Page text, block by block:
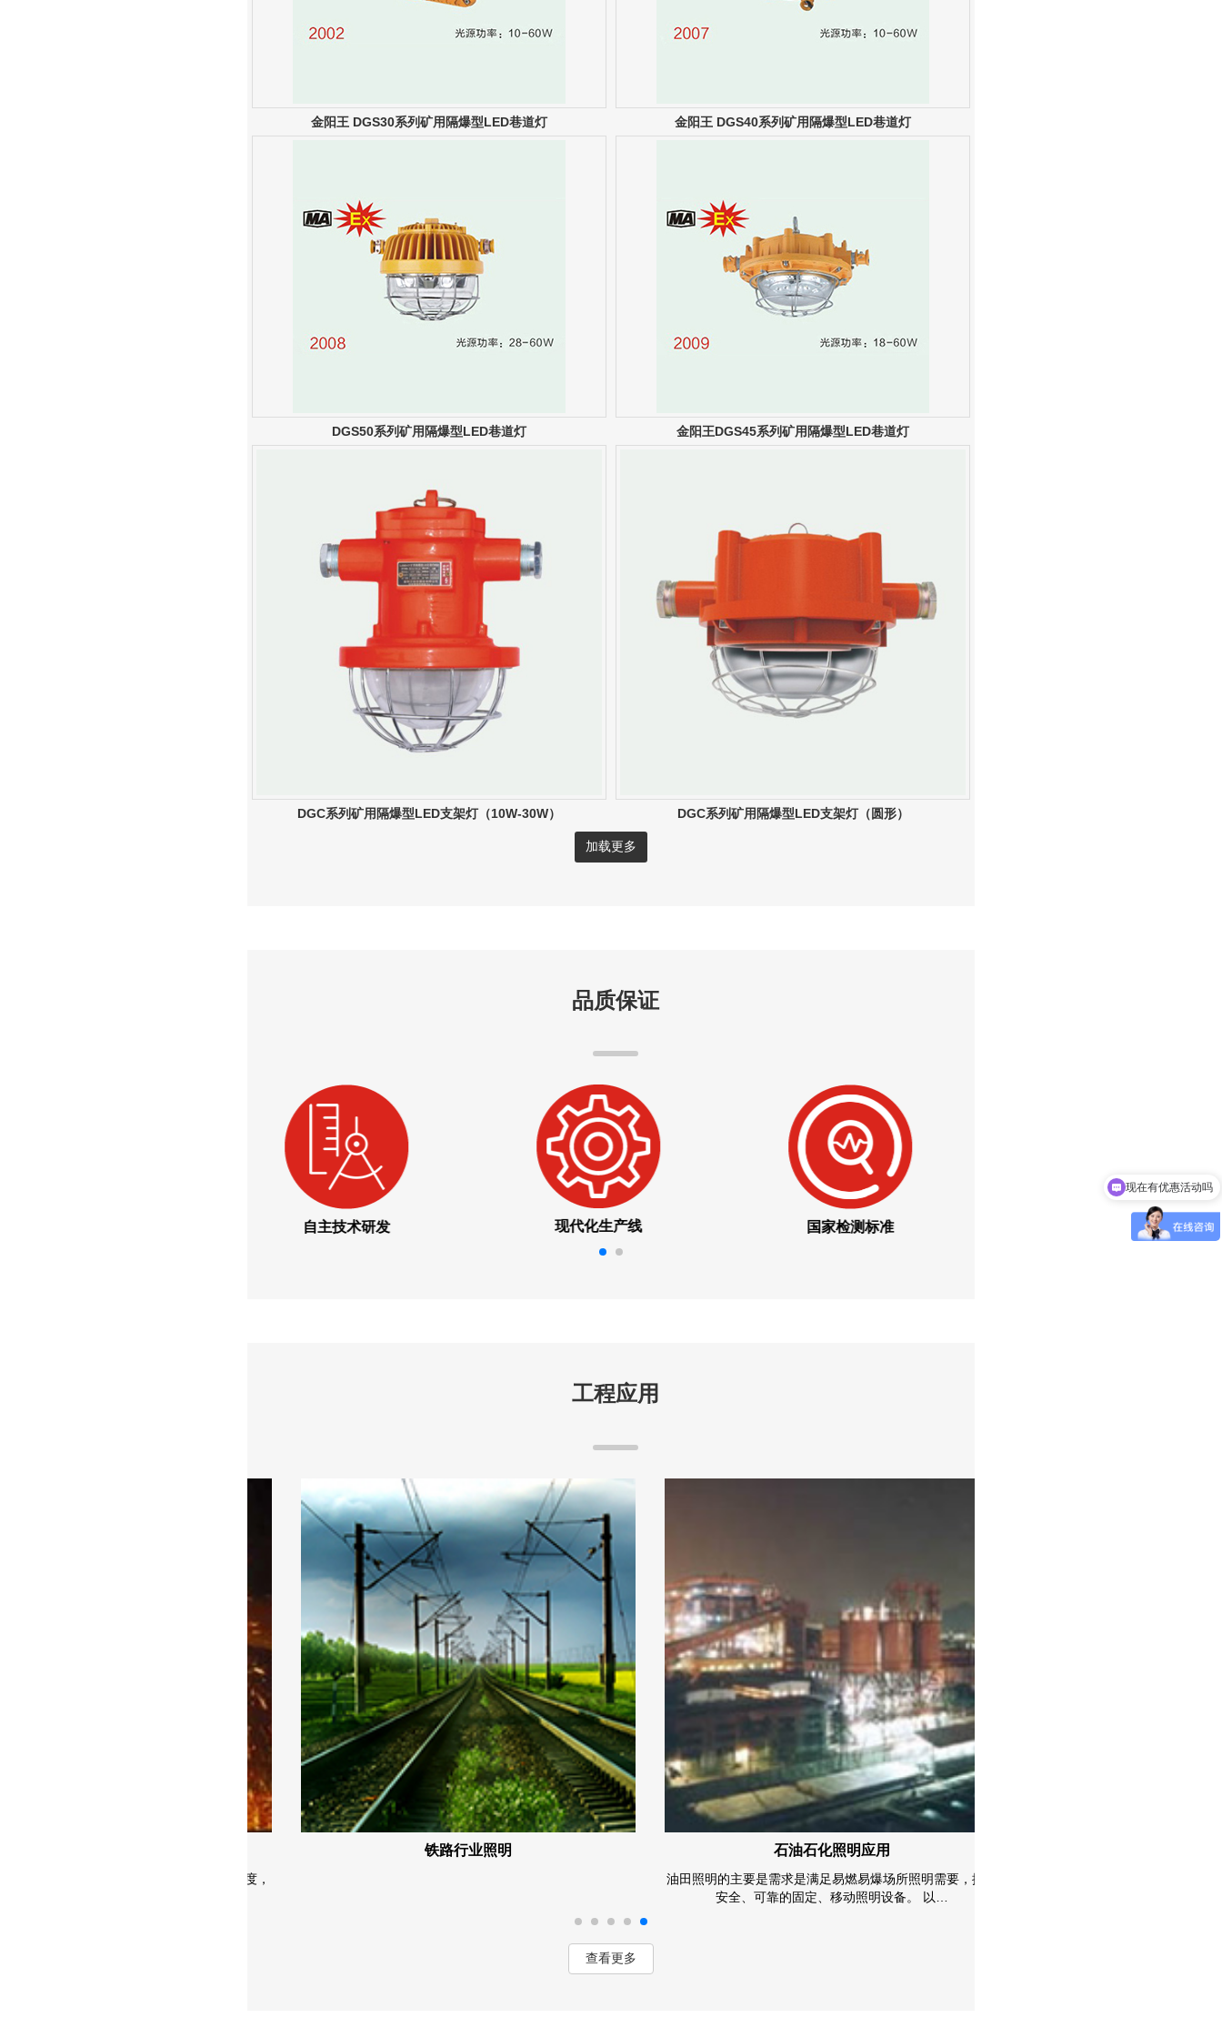
金阳王 DGS30系列矿用隔爆型LED巷道灯 金阳王 DGS40系列矿用隔爆型LED巷道灯
DGS50系列矿用隔爆型LED巷道灯 金阳王DGS45系列矿用隔爆型LED巷道灯
DGC系列矿用隔爆型LED支架灯（10W-30W） DGC系列矿用隔爆型LED支架灯（圆形）
加载更多
品质保证
自主技术研发 现代化生产线 国家检测标准 专业服务团队
工程应用
铁路行业照明 石油石化照明应用
油田照明的主要是需求是满足易燃易爆场所照明需要，提供
安全、可靠的固定、移动照明设备。 以…
查看更多
可以介绍下你们的产品么